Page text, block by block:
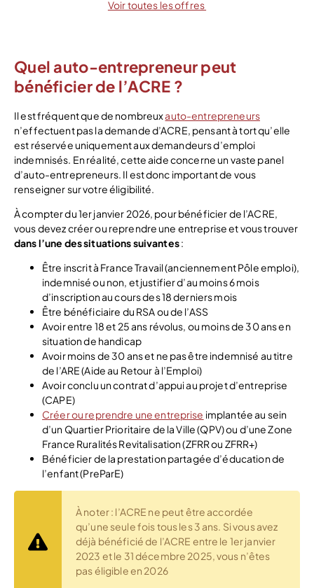
Voir toutes les offres
Quel auto-entrepreneur peut
bénéficier de l’ACRE ?
Il est fréquent que de nombreuxauto-entrepreneurs
n’effectuent pas la demande d’ACRE, pensant à tort qu’elle
est réservée uniquement aux demandeurs d’emploi
indemnisés. En réalité, cette aide concerne un vaste panel
d’auto-entrepreneurs. Il est donc important de vous
renseigner sur votre éligibilité.
À compter du 1er janvier 2026, pour bénéficier de l’ACRE,
vous devez créer ou reprendre une entreprise et vous trouver
dans l’une des situations suivantes:
Être inscrit à France Travail (anciennement Pôle emploi),
indemnisé ou non, et justifier d’au moins 6 mois
d’inscription au cours des 18 derniers mois
Être bénéficiaire du RSA ou de l’ASS
Avoir entre 18 et 25 ans révolus, ou moins de 30 ans en
situation de handicap
Avoir moins de 30 ans et ne pas être indemnisé au titre
de l’ARE (Aide au Retour à l’Emploi)
Avoir conclu un contrat d’appui au projet d’entreprise
(CAPE)
Créer ou reprendre une entreprise implantée au sein
d’un Quartier Prioritaire de la Ville (QPV) ou d’une Zone
France Ruralités Revitalisation (ZFRR ou ZFRR+)
Bénéficier de la prestation partagée d’éducation de
l’enfant (PreParE)
À noter : l’ACRE ne peut être accordée
qu’une seule fois tous les 3 ans. Si vous avez
déjà bénéficié de l’ACRE entre le 1er janvier
2023 et le 31 décembre 2025, vous n’êtes
pas éligible en 2026